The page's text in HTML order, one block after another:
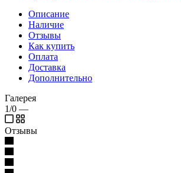
Описание
Наличие
Отзывы
Как купить
Оплата
Доставка
Дополнительно
Галерея
1/0 —
Отзывы